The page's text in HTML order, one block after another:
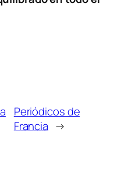
Periódicos de
Francia →